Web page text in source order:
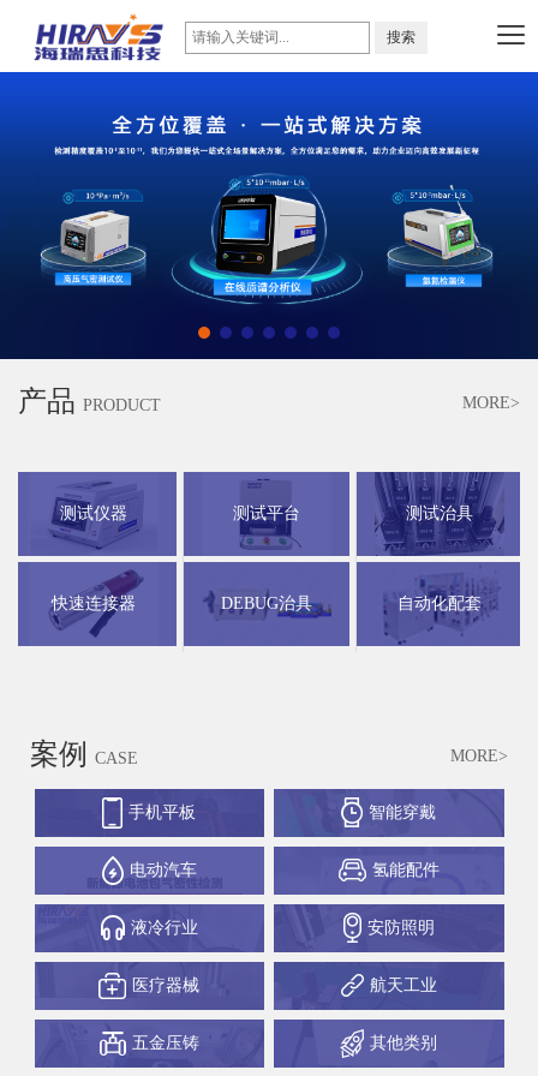
产品 PRODUCT MORE>
测试仪器 测试平台 测试治具
快速连接器 DEBUG治具 自动化配套
案例 CASE MORE>
手机平板 智能穿戴
电动汽车 氢能配件
液冷行业 安防照明
医疗器械 航天工业
五金压铸 其他类别